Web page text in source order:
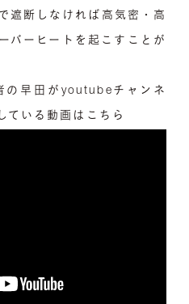
遮断しなければ高気密・高
バーヒートを起こすことが
の早田がyoutubeチャンネ
ている動画はこちら